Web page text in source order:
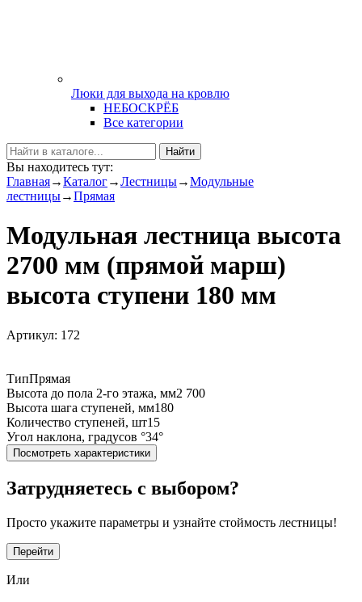
Люки для выхода на кровлю
НЕБОСКРЁБ
Все категории
Найти
Вы находитесь тут:
Главная→Каталог→Лестницы→Модульные
лестницы→Прямая
Модульная лестница высота
2700 мм (прямой марш)
высота ступени 180 мм
Артикул: 172
ТипПрямая
Высота до пола 2-го этажа, мм2 700
Высота шага ступеней, мм180
Количество ступеней, шт15
Угол наклона, градусов °34°
Посмотреть характеристики
Затрудняетесь с выбором?
Просто укажите параметры и узнайте стоймость лестницы!
Перейти
Или